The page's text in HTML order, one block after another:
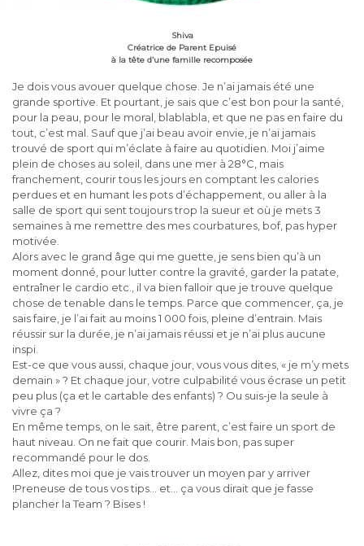
Shiva
Créatrice de Parent Epuisé
à la tête d’une famille recomposée
Je dois vous avouer quelque chose. Je n’ai jamais été une
grande sportive. Et pourtant, je sais que c’est bon pour la santé,
pour la peau, pour le moral, blablabla, et que ne pas en faire du
tout, c’est mal. Sauf que j’ai beau avoir envie, je n’ai jamais
trouvé de sport qui m’éclate à faire au quotidien. Moi j’aime
plein de choses au soleil, dans une mer à 28°C, mais
franchement, courir tous les jours en comptant les calories
perdues et en humant les pots d’échappement, ou aller à la
salle de sport qui sent toujours trop la sueur et où je mets 3
semaines à me remettre des mes courbatures, bof, pas hyper
motivée.
Alors avec le grand âge qui me guette, je sens bien qu’à un
moment donné, pour lutter contre la gravité, garder la patate,
entraîner le cardio etc., il va bien falloir que je trouve quelque
chose de tenable dans le temps. Parce que commencer, ça, je
sais faire, je l’ai fait au moins 1 000 fois, pleine d’entrain. Mais
réussir sur la durée, je n’ai jamais réussi et je n’ai plus aucune
inspi.
Est-ce que vous aussi, chaque jour, vous vous dites, « je m’y mets
demain » ? Et chaque jour, votre culpabilité vous écrase un petit
peu plus (ça et le cartable des enfants) ? Ou suis-je la seule à
vivre ça ?
En même temps, on le sait, être parent, c’est faire un sport de
haut niveau. On ne fait que courir. Mais bon, pas super
recommandé pour le dos.
Allez, dites moi que je vais trouver un moyen par y arriver
!Preneuse de tous vos tips… et… ça vous dirait que je fasse
plancher la Team ? Bises !